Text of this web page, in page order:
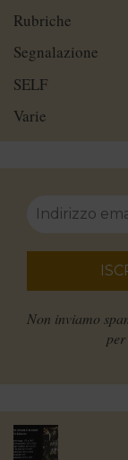
Rubriche
Segnalazione
SELF
Varie
Non inviamo